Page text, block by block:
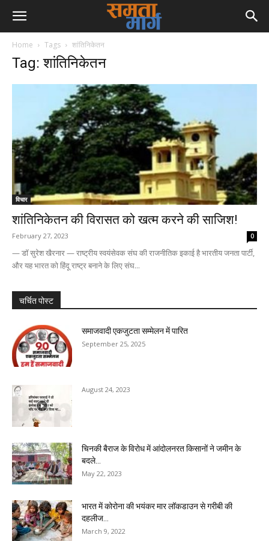
Home Tags शांतिनिकेतन
Tag: शांतिनिकेतन
विचार
शांतिनिकेतन की विरासत को खत्म करने की साजिश!
February 27, 2023 0
— डॉ सुरेश खैरनार — राष्ट्रीय स्वयंसेवक संघ की राजनीतिक इकाई है भारतीय जनता पार्टी,
और यह भारत को हिंदू राष्ट्र बनाने के लिए संघ...
चर्चित पोस्ट
समाजवादी एकजुटता सम्मेलन में पारित
September 25, 2025
August 24, 2023
चिनकी बैराज के विरोध में आंदोलनरत किसानों ने जमीन के
बदले...
May 22, 2023
भारत में कोरोना की भयंकर मार लॉकडाउन से गरीबी की
दहलीज...
March 9, 2022